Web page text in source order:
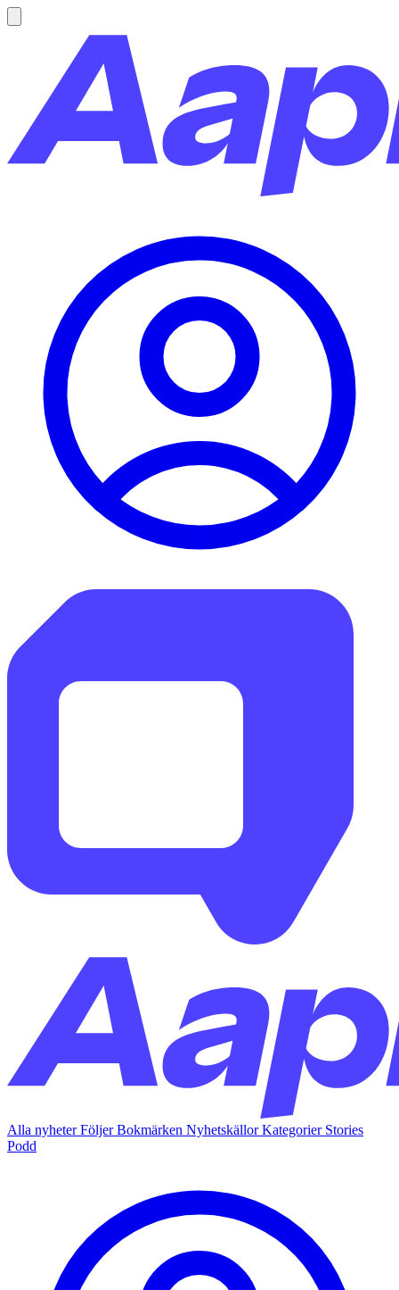
Alla nyheterFöljerBokmärken NyhetskällorKategorier Stories
Podd